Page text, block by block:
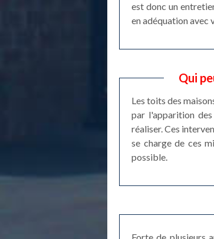
est donc un
en adéquation avec
Qui
Les toits des
par l'apparition
réaliser. Ces
se charge de ces
possible.